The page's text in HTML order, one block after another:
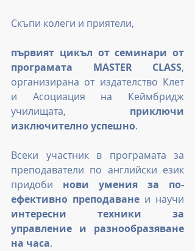
Скъпи колеги и приятели,
първият цикъл от семинари от
програмата MASTER CLASS,
организирана от издателство Клет
и Асоциация на Кеймбридж
училищата, приключи
изключително успешно.
Всеки участник в програмата за
преподаватели по английски език
придоби нови умения за по-
ефективно преподаване
интересни техники за
управление и разнообразяване
на часа.